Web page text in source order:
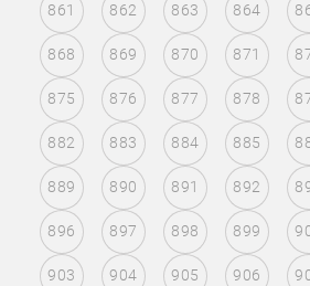
861 862 863 864
868 869 870 871
875 876 877 878
882 883 884 885
889 890 891 892
896 897 898 899
903 904 905 906